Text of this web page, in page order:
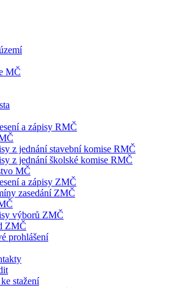
MČ
a zápisy RMČ
z jednání stavební komise RMČ
z jednání školské komise RMČ
MČ
a zápisy ZMČ
zasedání ZMČ
výborů ZMČ
ZMČ
prohlášení
stažení